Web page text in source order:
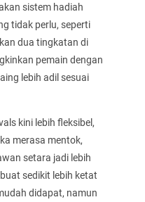
sistem hadiah
tidak perlu, seperti
dua tingkatan di
pemain dengan
lebih adil sesuai
kini lebih fleksibel,
merasa mentok,
setara jadi lebih
sedikit lebih ketat
didapat, namun